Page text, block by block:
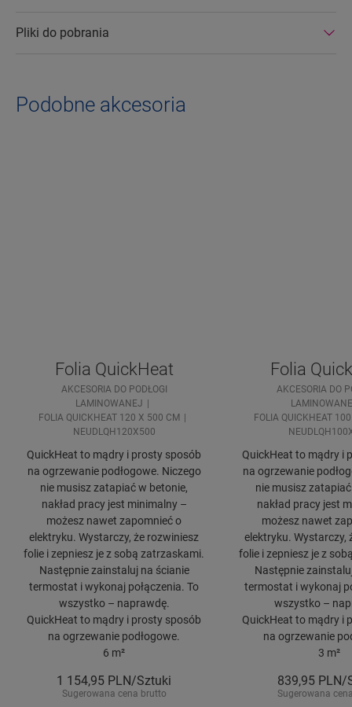
Pliki do pobrania
Podobne akcesoria
Folia QuickHeat
AKCESORIA DO PODŁOGI
LAMINOWANEJ
FOLIA QUICKHEAT 120 X 500 CM
NEUDLQH120X500
QuickHeat to mądry i prosty sposób
na ogrzewanie podłogowe. Niczego
nie musisz zatapiać w betonie,
nakład pracy jest minimalny –
możesz nawet zapomnieć o
elektryku. Wystarczy, że rozwiniesz
folie i zepniesz je z sobą zatrzaskami.
Następnie zainstaluj na ścianie
termostat i wykonaj połączenia. To
wszystko – naprawdę.
QuickHeat to mądry i prosty sposób
na ogrzewanie podłogowe.
6 m²
1 154,95 PLN/Sztuki
Sugerowana cena brutto
Folia
AKCESORIA DO
FOLIA QUICKHEAT
QuickHeat to mądry i
na ogrzewanie
nie musisz
nakład pracy jest
możesz nawet
elektryku. Wystarczy,
folie i zepniesz je z
Następnie
termostat i wykonaj
wszystko –
QuickHeat to mądry i
na ogrzewanie
3 m²
839,95 PLN/
Sugerowana